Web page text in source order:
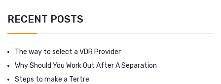
RECENT POSTS
The way to select a VDR Provider
Why Should You Work Out After A Separation
Steps to make a Tertre